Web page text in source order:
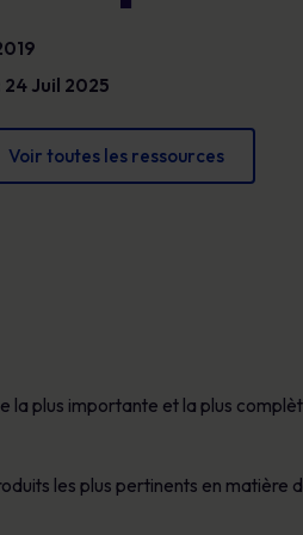
sur les
des
que vous
Juil 2025
Voir toutes les ressources
plus importante et la plus
les plus pertinents en matière